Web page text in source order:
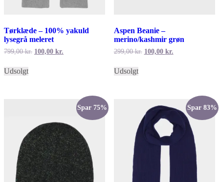
Tørklæde – 100% yakuld
lysegrå meleret
799,00kr. Den
100,00 kr.
Udsolgt
Aspen Beanie –
merino/kashmir grøn
299,00kr. Den
100,00 kr.Den
Udsolgt
Spar 75% Spar 83%